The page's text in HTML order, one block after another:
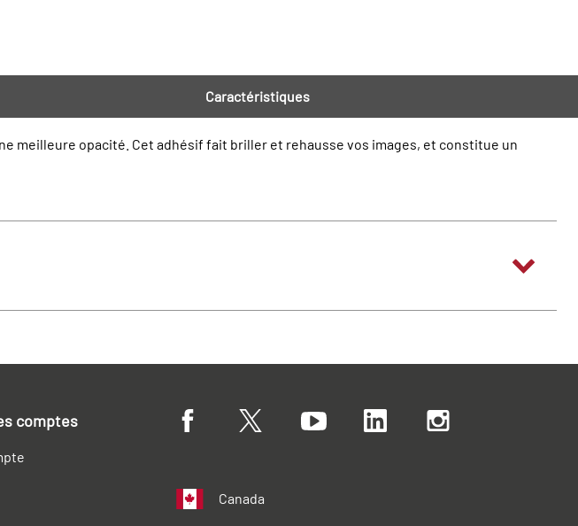
Caractéristiques
meilleure opacité. Cet adhésif fait briller et rehausse vos images, et constitue un
comptes
Canada